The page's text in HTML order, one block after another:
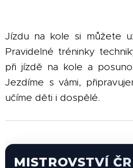
Jízdu na kole si můžete
Pravidelné tréninky
při jízdě na kole a
Jezdíme s vámi,
učíme děti i dospělé.
MISTROVSTVÍ